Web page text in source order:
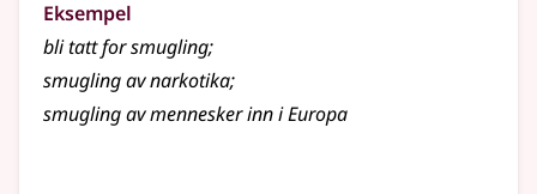
Eksempel
bli tatt forsmugling;
smugling av narkotika;
smugling av mennesker inn i Europa